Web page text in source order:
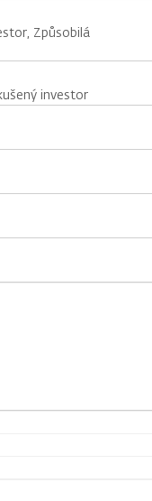
Způsobilá
investor